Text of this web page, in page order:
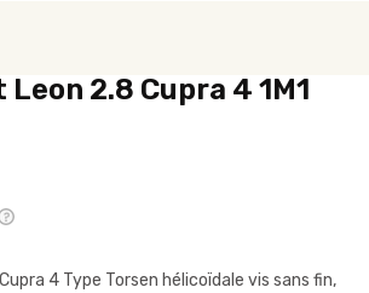
2.8 Cupra 4 1M1
4 Type Torsen hélicoïdale vis sans fin,